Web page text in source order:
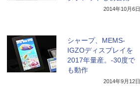
2014年10月6日
シャープ、MEMS-
IGZOディスプレイを
2017年量産。-30度で
も動作
2014年9月12日